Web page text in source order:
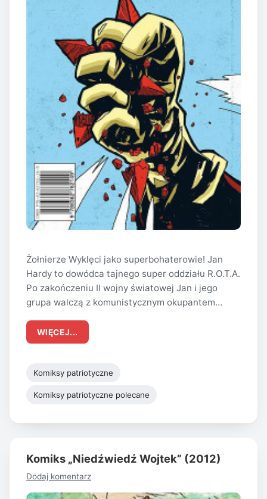
Żołnierze Wyklęci jako superbohaterowie! Jan
Hardy to dowódca tajnego super oddziału R.O.T.A.
Po zakończeniu II wojny światowej Jan i jego
grupa walczą z komunistycznym okupantem…
WIĘCEJ...
Komiksy patriotyczne
Komiksy patriotyczne polecane
Komiks „Niedźwiedź Wojtek” (2012)
Dodaj komentarz